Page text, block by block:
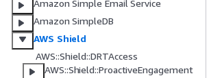
Amazon Simple Email Service
Amazon SimpleDB
AWS Shield
AWS::Shield::DRTAccess
AWS::Shield::ProactiveEngagement